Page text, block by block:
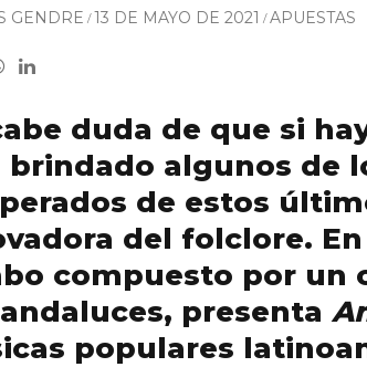
GENDRE 13 DE MAYO DE 2021 APUESTAS
duda de que si
brindado algunos de
de estos
del folclore.
compuesto por un
presenta
populares